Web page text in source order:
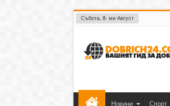
Събота, 8- ми Август
Новини Спорт